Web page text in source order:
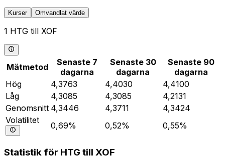
Kurser Omvandlat värde
1 HTG till XOF
Mätmetod
Senaste 7
dagarna
Senaste 30
dagarna
Senaste 90
dagarna
Hög
4,3763 4,4030
4,4100
Låg
4,3085 4,3085
4,2131
Genomsnitt 4,3446 4,3711
4,3424
Volatilitet
0,69% 0,52% 0,55%
Statistik för HTG till XOF